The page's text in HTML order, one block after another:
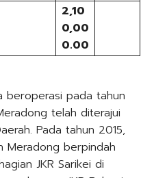
2,10
0,00
0.00
beroperasi pada tahun
telah diterajui
Pada tahun 2015,
Meradong berpindah
JKR Sarikei di